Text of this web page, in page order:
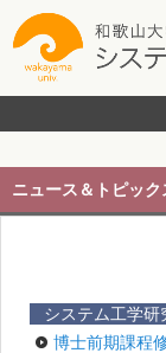
ニュース＆トピック
システム工学研
博士前期課程